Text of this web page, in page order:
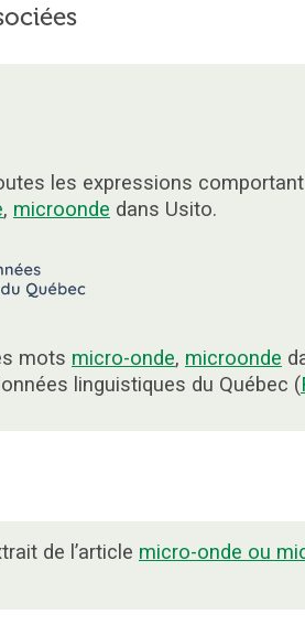
les expressions
, microonde dans Usito.
mots micro-onde, microonde
linguistiques du Québec (
de l’article micro-onde ou